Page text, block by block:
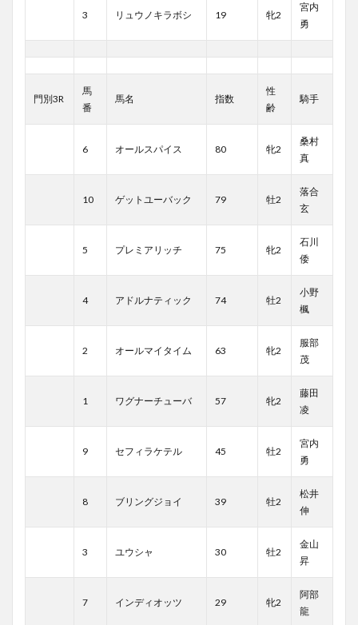
3 リュウノキラボシ 19 牝2
宮内
勇
門別3R
馬
番
馬名 指数
性
齢
騎手
6 オールスパイス 80 牝2
桑村
真
10 ゲットユーバック 79 牡2
落合
玄
5 プレミアリッチ 75 牝2
石川
倭
4 アドルナティック 74 牡2
小野
楓
2 オールマイタイム 63 牝2
服部
茂
1 ワグナーチューバ 57 牝2
藤田
凌
9 セフィラケテル 45 牡2
宮内
勇
8 ブリングジョイ 39 牡2
松井
伸
3 ユウシャ 30 牡2
金山
昇
7 インディオッツ 29 牝2
阿部
龍